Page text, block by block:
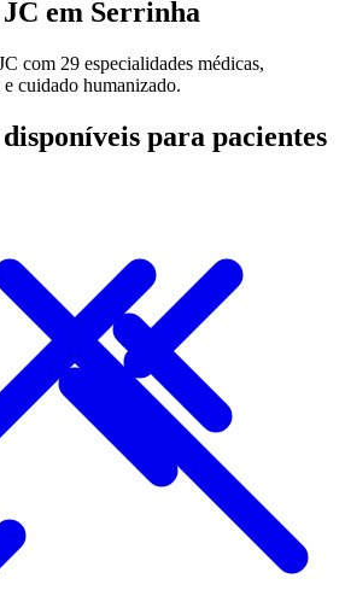
em Serrinha
com 29 especialidades médicas,
cuidado humanizado.
para pacientes